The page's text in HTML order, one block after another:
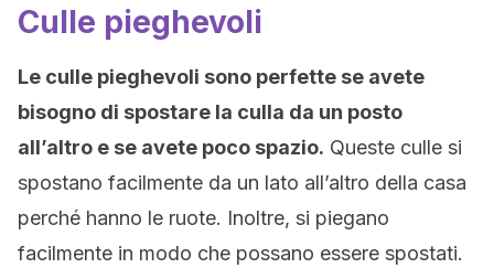
Culle pieghevoli
Le culle pieghevoli sono perfette se avete
bisogno di spostare la culla da un posto
all’altro e se avete poco spazio. Queste culle si
spostano facilmente da un lato all’altro della casa
perché hanno le ruote. Inoltre, si piegano
facilmente in modo che possano essere spostati.